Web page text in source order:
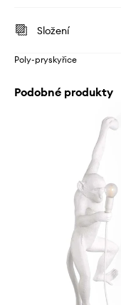
Složení
Poly-pryskyřice
Podobné produkty